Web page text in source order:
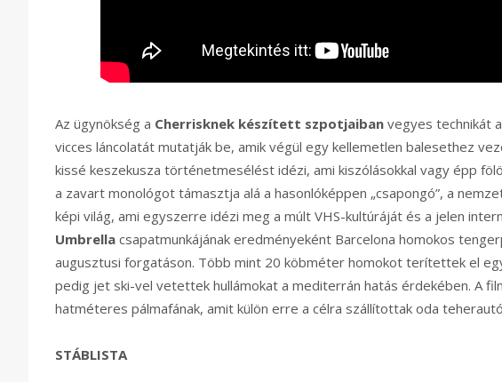
Az ügynökség a Cherrisknek készített szpotjaiban vegyes technikát
vicces láncolatát mutatják be, amik végül egy kellemetlen balesethez
kissé keszekusza történetmesélést idézi, ami kiszólásokkal vagy épp
a zavart monológot támasztja alá a hasonlóképpen „csapongó”, a
képi világ, ami egyszerre idézi meg a múlt VHS-kultúráját és a jelen
Umbrella csapatmunkájának eredményeként Barcelona homokos
augusztusi forgatáson. Több mint 20 köbméter homokot terítettek el
pedig jet ski-vel vetettek hullámokat a mediterrán hatás érdekében. A
hatméteres pálmafának, amit külön erre a célra szállítottak oda
STÁBLISTA